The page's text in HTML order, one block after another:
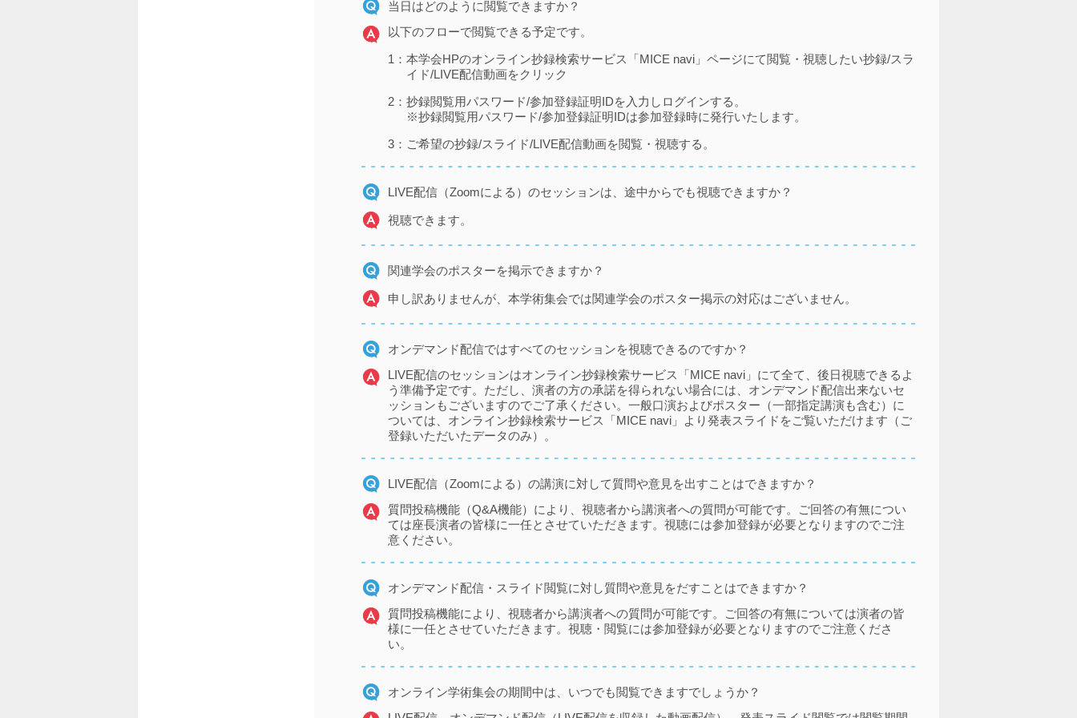
当日はどのように閲覧できますか？
以下のフローで閲覧できる予定です。
1： 本学会HPのオンライン抄録検索サービス「MICE navi」ページにて閲覧・視聴したい抄録/スラ
イド/LIVE配信動画をクリック
2： 抄録閲覧用パスワード/参加登録証明IDを入力しログインする。
※抄録閲覧用パスワード/参加登録証明IDは参加登録時に発行いたします。
3： ご希望の抄録/スライド/LIVE配信動画を閲覧・視聴する。
LIVE配信（Zoomによる）のセッションは、途中からでも視聴できますか？
視聴できます。
関連学会のポスターを掲示できますか？
申し訳ありませんが、本学術集会では関連学会のポスター掲示の対応はございません。
オンデマンド配信ではすべてのセッションを視聴できるのですか？
LIVE配信のセッションはオンライン抄録検索サービス「MICE navi」にて全て、後日視聴できるよ
う準備予定です。ただし、演者の方の承諾を得られない場合には、オンデマンド配信出来ないセ
ッションもございますのでご了承ください。一般口演およびポスター（一部指定講演も含む）に
ついては、オンライン抄録検索サービス「MICE navi」より発表スライドをご覧いただけます（ご
登録いただいたデータのみ）。
LIVE配信（Zoomによる）の講演に対して質問や意見を出すことはできますか？
質問投稿機能（Q&A機能）により、視聴者から講演者への質問が可能です。ご回答の有無につい
ては座長演者の皆様に一任とさせていただきます。視聴には参加登録が必要となりますのでご注
意ください。
オンデマンド配信・スライド閲覧に対し質問や意見をだすことはできますか？
質問投稿機能により、視聴者から講演者への質問が可能です。ご回答の有無については演者の皆
様に一任とさせていただきます。視聴・閲覧には参加登録が必要となりますのでご注意くださ
い。
オンライン学術集会の期間中は、いつでも閲覧できますでしょうか？